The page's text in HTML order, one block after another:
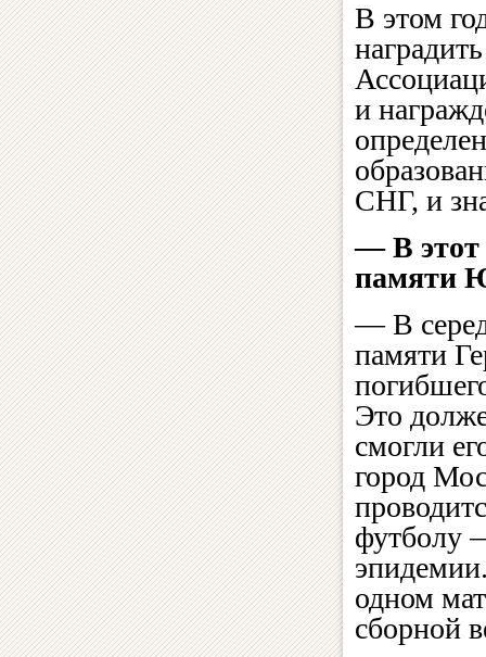
В этом
и
СНГ, и
— В этот
памяти
— В
памяти
Это
смогли
город
футболу
одном
сборной